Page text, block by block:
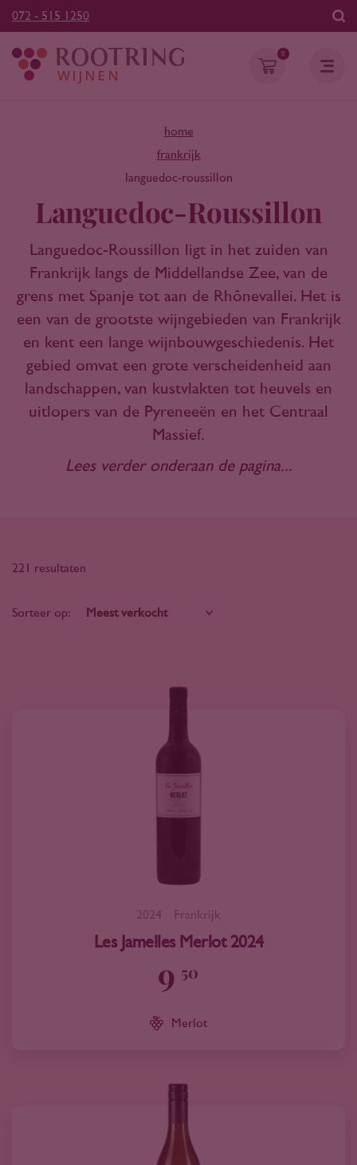
072 - 515 1250
0
home
frankrijk
languedoc-roussillon
Languedoc-Roussillon
Languedoc-Roussillon ligt in het zuiden van
Frankrijk langs de Middellandse Zee, van de
grens met Spanje tot aan de Rhônevallei. Het is
een van de grootste wijngebieden van Frankrijk
en kent een lange wijnbouwgeschiedenis. Het
gebied omvat een grote verscheidenheid aan
landschappen, van kustvlakten tot heuvels en
uitlopers van de Pyreneeën en het Centraal
Massief.
Lees verder onderaan de pagina...
221 resultaten
Sorteer op:
2024 Frankrijk
Les Jamelles Merlot 2024
9 50
Merlot